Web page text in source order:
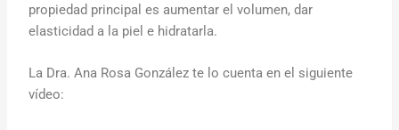
propiedad principal es aumentar el volumen, dar
elasticidad a la piel e hidratarla.
La Dra. Ana Rosa González te lo cuenta en el siguiente
vídeo: